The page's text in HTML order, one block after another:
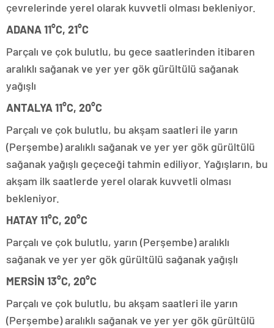
çevrelerinde yerel olarak kuvvetli olması bekleniyor.
ADANA 11°C, 21°C
Parçalı ve çok bulutlu, bu gece saatlerinden itibaren
aralıklı sağanak ve yer yer gök gürültülü sağanak
yağışlı
ANTALYA 11°C, 20°C
Parçalı ve çok bulutlu, bu akşam saatleri ile yarın
(Perşembe) aralıklı sağanak ve yer yer gök gürültülü
sağanak yağışlı geçeceği tahmin ediliyor. Yağışların, bu
akşam ilk saatlerde yerel olarak kuvvetli olması
bekleniyor.
HATAY 11°C, 20°C
Parçalı ve çok bulutlu, yarın (Perşembe) aralıklı
sağanak ve yer yer gök gürültülü sağanak yağışlı
MERSİN 13°C, 20°C
Parçalı ve çok bulutlu, bu akşam saatleri ile yarın
(Perşembe) aralıklı sağanak ve yer yer gök gürültülü